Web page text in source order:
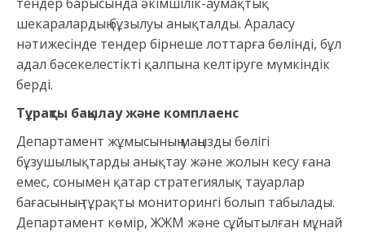
шекаралардың бұзылуы анықталды. Араласу
нәтижесінде тендер бірнеше лоттарға бөлінді, бұл
адал бәсекелестікті қалпына келтіруге мүмкіндік
берді.
Тұрақты бақылау және комплаенс
Департамент жұмысының маңызды бөлігі
бұзушылықтарды анықтау және жолын кесу ғана
емес, сонымен қатар стратегиялық тауарлар
бағасының тұрақты мониторингі болып табылады.
Департамент көмір, ЖЖМ және сұйытылған мұнай